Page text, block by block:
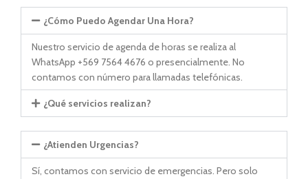
¿Cómo Puedo Agendar Una Hora?
Nuestro servicio de agenda de horas se realiza al
WhatsApp +569 7564 4676 o presencialmente. No
contamos con número para llamadas telefónicas.
¿Qué servicios realizan?
¿Atienden Urgencias?
Sí, contamos con servicio de emergencias. Pero solo